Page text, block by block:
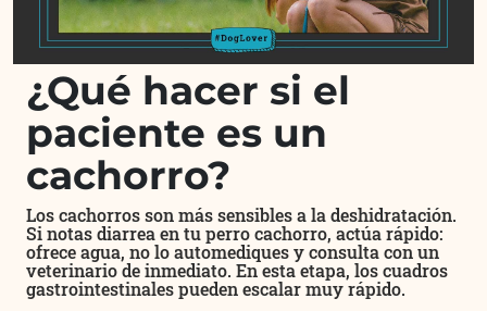
¿Qué hacer si el
paciente es un
cachorro?
Los cachorros son más sensibles a la deshidratación.
Si notas diarrea en tu perro cachorro, actúa rápido:
ofrece agua, no lo automediques y consulta con un
veterinario de inmediato. En esta etapa, los cuadros
gastrointestinales pueden escalar muy rápido.